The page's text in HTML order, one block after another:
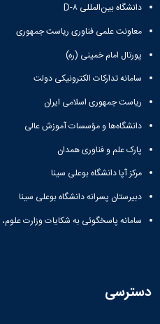
دانشگاه بین‌المللی D-۸
معاونت علمی فناوری ریاست جمهوری
پورتال امام خمینی (ره)
سامانه تدارکات الکترونیکی دولت
ریاست جمهوری اسلامی ایران
دانشگاه‌ها و مؤسسات آموزش عالی
پارک علم و فناوری همدان
مرکز آپا دانشگاه بوعلی سینا
دبیرستان پسرانه دانشگاه بوعلی سینا
سامانه پاسخگوئی به شکایات وزارت
دسترسی